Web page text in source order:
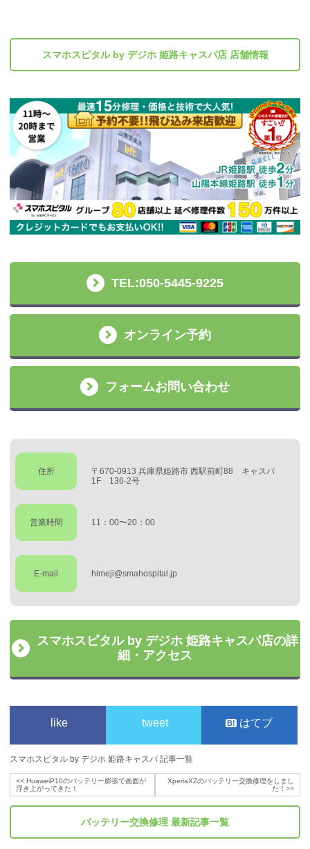
スマホスピタル by デジホ 姫路キャスパ店 店舗情報
TEL:050-5445-9225
オンライン予約
フォームお問い合わせ
住所
〒670-0913 兵庫県姫路市 西駅前町88 キャスパ
1F 136-2号
営業時間 11：00〜20：00
E-mail himeji@smahospital.jp
スマホスピタル by デジホ 姫路キャスパ店の詳
細・アクセス
like tweet はてブ
スマホスピタル by デジホ 姫路キャスパ 記事一覧
<<HuaweiP10のバッテリー膨張で画面が
浮き上がってきた！
XperiaXZのバッテリー交換修理をしまし
た！ >>
バッテリー交換修理 最新記事一覧